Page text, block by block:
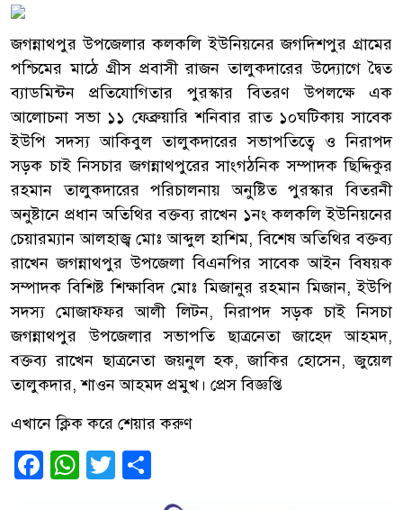
জগন্নাথপুর উপজেলার কলকলি ইউনিয়নের জগদিশপুর গ্রামের
পশ্চিমের মাঠে গ্রীস প্রবাসী রাজন তালুকদারের উদ্যোগে দ্বৈত
ব্যাডমিন্টন প্রতিযোগিতার পুরস্কার বিতরণ উপলক্ষে এক
আলোচনা সভা ১১ ফেব্রুয়ারি শনিবার রাত ১০ঘটিকায় সাবেক
ইউপি সদস্য আকিবুল তালুকদারের সভাপতিত্বে ও নিরাপদ
সড়ক চাই নিসচার জগন্নাথপুরের সাংগঠনিক সম্পাদক ছিদ্দিকুর
রহমান তালুকদারের পরিচালনায় অনুষ্টিত পুরস্কার বিতরনী
অনুষ্টানে প্রধান অতিথির বক্তব্য রাখেন ১নং কলকলি ইউনিয়নের
চেয়ারম্যান আলহাজ্ব মোঃ আব্দুল হাশিম, বিশেষ অতিথির বক্তব্য
রাখেন জগন্নাথপুর উপজেলা বিএনপির সাবেক আইন বিষয়ক
সম্পাদক বিশিষ্ট শিক্ষাবিদ মোঃ মিজানুর রহমান মিজান, ইউপি
সদস্য মোজাফ্ফর আলী লিটন, নিরাপদ সড়ক চাই নিসচা
জগন্নাথপুর উপজেলার সভাপতি ছাত্রনেতা জাহেদ আহমদ,
বক্তব্য রাখেন ছাত্রনেতা জয়নুল হক, জাকির হোসেন, জুয়েল
তালুকদার, শাওন আহমদ প্রমুখ। প্রেস বিজ্ঞপ্তি
এখানে ক্লিক করে শেয়ার করুণ
Facebook
WhatsApp
Twitter